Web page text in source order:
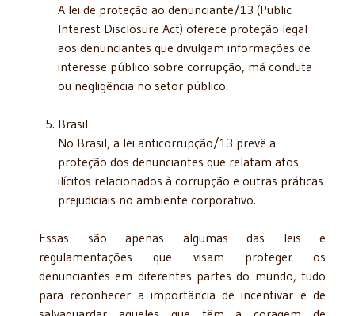
A lei de proteção ao denunciante/13 (Public
Interest Disclosure Act) oferece proteção legal
aos denunciantes que divulgam informações de
interesse público sobre corrupção, má conduta
ou negligência no setor público.
Brasil
No Brasil, a lei anticorrupção/13 prevê a
proteção dos denunciantes que relatam atos
ilícitos relacionados à corrupção e outras práticas
prejudiciais no ambiente corporativo.
Essas são apenas algumas das leis e
regulamentações que visam proteger os
denunciantes em diferentes partes do mundo, tudo
para reconhecer a importância de incentivar e de